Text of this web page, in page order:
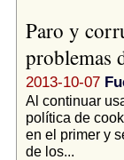
Paro y
problemas
2013-10-07
Al continuar
política de
en el primer y
de los...